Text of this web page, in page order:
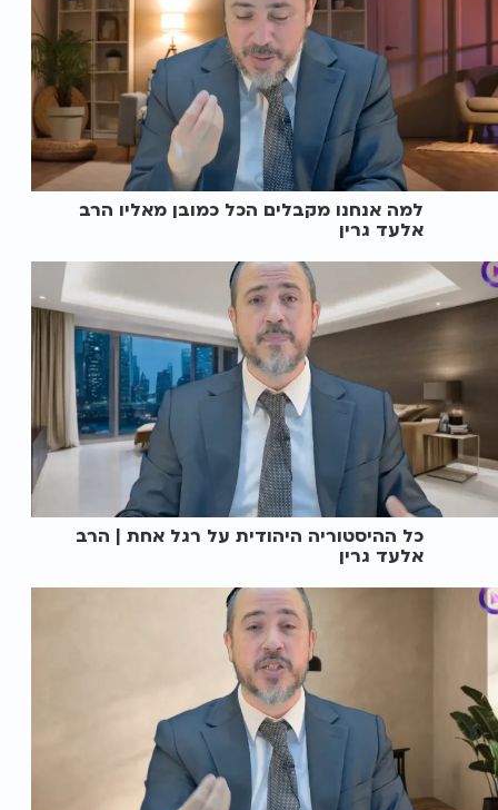
למה אנחנו מקבלים הכל כמובן מאליו הרב
אלעד גרין
כל ההיסטוריה היהודית על רגל אחת | הרב
אלעד גרין